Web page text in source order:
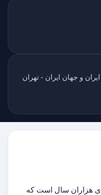
و جهان ایران - تهران
هزاران سال است که